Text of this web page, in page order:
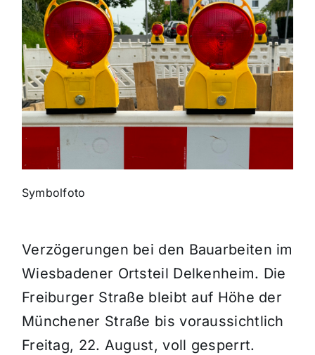
Mein Stadtteil
Galerie
Verkehrsmeldungen
Gewinnspiele
Symbolfoto
Verzögerungen bei den Bauarbeiten im
Wiesbadener Ortsteil Delkenheim. Die
Freiburger Straße bleibt auf Höhe der
Münchener Straße bis voraussichtlich
Freitag, 22. August, voll gesperrt.